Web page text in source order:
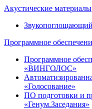
Акустические материалы
Программное
Программное
«ВИНГОЛОС»
«Голосование»
ПО подготовки и
«Генум.Заседания»